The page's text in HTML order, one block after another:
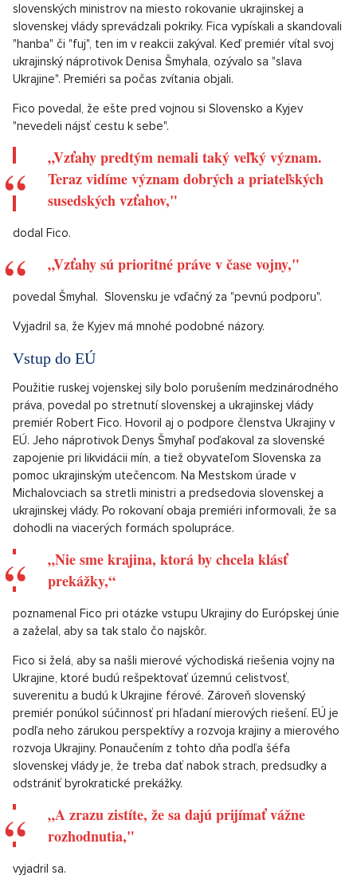
slovenských ministrov na miesto rokovanie ukrajinskej a
slovenskej vlády sprevádzali pokriky. Fica vypískali a skandovali
"hanba" či "fuj", ten im v reakcii zakýval. Keď premiér vítal svoj
ukrajinský náprotivok Denisa Šmyhala, ozývalo sa "slava
Ukrajine". Premiéri sa počas zvítania objali.
Fico povedal, že ešte pred vojnou si Slovensko a Kyjev
"nevedeli nájsť cestu k sebe".
„Vzťahy predtým nemali taký veľký význam.
Teraz vidíme význam dobrých a priateľských
susedských vzťahov,"
dodal Fico.
„Vzťahy sú prioritné práve v čase vojny,"
povedal Šmyhal. Slovensku je vďačný za "pevnú podporu".
Vyjadril sa, že Kyjev má mnohé podobné názory.
Vstup do EÚ
Použitie ruskej vojenskej sily bolo porušením medzinárodného
práva, povedal po stretnutí slovenskej a ukrajinskej vlády
premiér Robert Fico. Hovoril aj o podpore členstva Ukrajiny v
EÚ. Jeho náprotivok Denys Šmyhaľ poďakoval za slovenské
zapojenie pri likvidácii mín, a tiež obyvateľom Slovenska za
pomoc ukrajinským utečencom. Na Mestskom úrade v
Michalovciach sa stretli ministri a predsedovia slovenskej a
ukrajinskej vlády. Po rokovaní obaja premiéri informovali, že sa
dohodli na viacerých formách spolupráce.
„Nie sme krajina, ktorá by chcela klásť
prekážky,“
poznamenal Fico pri otázke vstupu Ukrajiny do Európskej únie
a zaželal, aby sa tak stalo čo najskôr.
Fico si želá, aby sa našli mierové východiská riešenia vojny na
Ukrajine, ktoré budú rešpektovať územnú celistvosť,
suverenitu a budú k Ukrajine férové. Zároveň slovenský
premiér ponúkol súčinnosť pri hľadaní mierových riešení. EÚ je
podľa neho zárukou perspektívy a rozvoja krajiny a mierového
rozvoja Ukrajiny. Ponaučením z tohto dňa podľa šéfa
slovenskej vlády je, že treba dať nabok strach, predsudky a
odstrániť byrokratické prekážky.
„A zrazu zistíte, že sa dajú prijímať vážne
rozhodnutia,"
vyjadril sa.